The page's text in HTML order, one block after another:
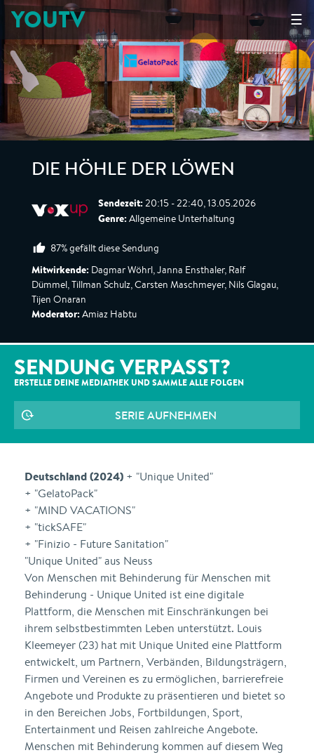
☰
YOUTV
DIE HÖHLE DER LÖWEN
Sendezeit: 20:15 - 22:40, 13.05.2026
Genre: Allgemeine Unterhaltung
87% gefällt diese Sendung
Mitwirkende: Dagmar Wöhrl, Janna Ensthaler, Ralf
Dümmel, Tillman Schulz, Carsten Maschmeyer, Nils Glagau,
Tijen Onaran
Moderator: Amiaz Habtu
SENDUNG VERPASST?
ERSTELLE DEINE MEDIATHEK UND SAMMLE ALLE FOLGEN
SERIE AUFNEHMEN
Deutschland (2024) + "Unique United"
+ "GelatoPack"
+ "MIND VACATIONS"
+ "tickSAFE"
+ "Finizio - Future Sanitation"
"Unique United" aus Neuss
Von Menschen mit Behinderung für Menschen mit
Behinderung - Unique United ist eine digitale
Plattform, die Menschen mit Einschränkungen bei
ihrem selbstbestimmten Leben unterstützt. Louis
Kleemeyer (23) hat mit Unique United eine Plattform
entwickelt, um Partnern, Verbänden, Bildungsträgern,
Firmen und Vereinen es zu ermöglichen, barrierefreie
Angebote und Produkte zu präsentieren und bietet so
in den Bereichen Jobs, Fortbildungen, Sport,
Entertainment und Reisen zahlreiche Angebote.
Menschen mit Behinderung kommen auf diesem Weg